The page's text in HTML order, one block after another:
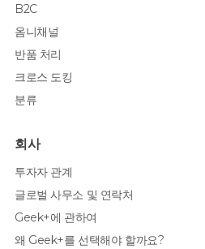
B2C
옴니채널
반품 처리
크로스 도킹
분류
회사
투자자 관계
글로벌 사무소 및 연락처
Geek+에 관하여
왜 Geek+를 선택해야 할까요?